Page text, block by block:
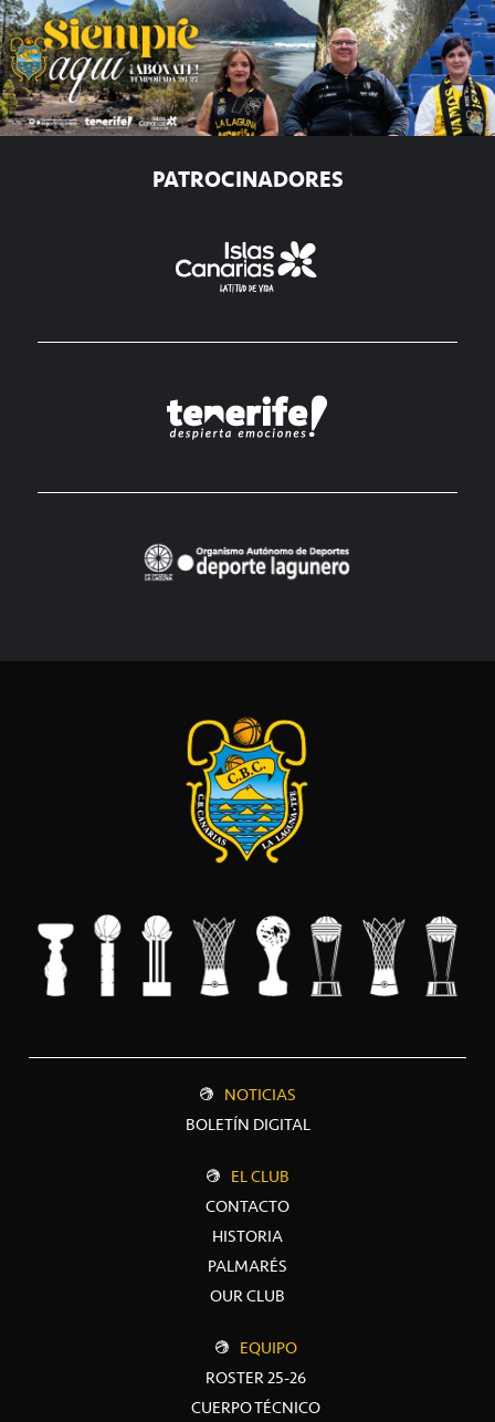
PATROCINADORES
NOTICIAS
BOLETÍN DIGITAL
EL CLUB
CONTACTO
HISTORIA
PALMARÉS
OUR CLUB
EQUIPO
ROSTER 25-26
CUERPO TÉCNICO